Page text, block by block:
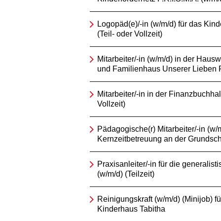
Logopäd(e)/-in (w/m/d) für das
(Teil- oder Vollzeit)
Mitarbeiter/-in (w/m/d) in der
und Familienhaus Unserer Lieben
Mitarbeiter/-in in der
Vollzeit)
Pädagogische(r) Mitarbeiter/-in (w/
Kernzeitbetreuung an der
Praxisanleiter/-in für die
(w/m/d) (Teilzeit)
Reinigungskraft (w/m/d) (Minijob)
Kinderhaus Tabitha